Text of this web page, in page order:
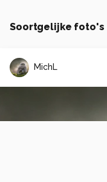
Soortgelijke foto's
MichL